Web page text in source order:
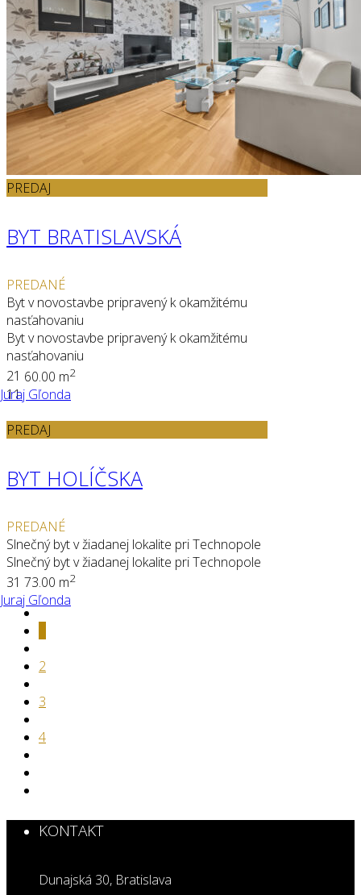
PREDAJ
BYT BRATISLAVSKÁ
PREDANÉ
Byt v novostavbe pripravený k okamžitému
nasťahovaniu
Byt v novostavbe pripravený k okamžitému
nasťahovaniu
21 60.00 m2
Juraj Gľonda
11
PREDAJ
BYT HOLÍČSKA
PREDANÉ
Slnečný byt v žiadanej lokalite pri Technopole
Slnečný byt v žiadanej lokalite pri Technopole
31 73.00 m2
Juraj Gľonda
2
3
4
KONTAKT
Dunajská 30, Bratislava